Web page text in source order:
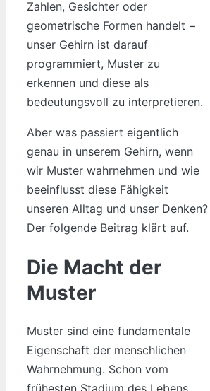
Zahlen, Gesichter oder
geometrische Formen handelt −
unser Gehirn ist darauf
programmiert, Muster zu
erkennen und diese als
bedeutungsvoll zu interpretieren.
Aber was passiert eigentlich
genau in unserem Gehirn, wenn
wir Muster wahrnehmen und wie
beeinflusst diese Fähigkeit
unseren Alltag und unser Denken?
Der folgende Beitrag klärt auf.
Die Macht der
Muster
Muster sind eine fundamentale
Eigenschaft der menschlichen
Wahrnehmung. Schon vom
frühesten Stadium des Lebens